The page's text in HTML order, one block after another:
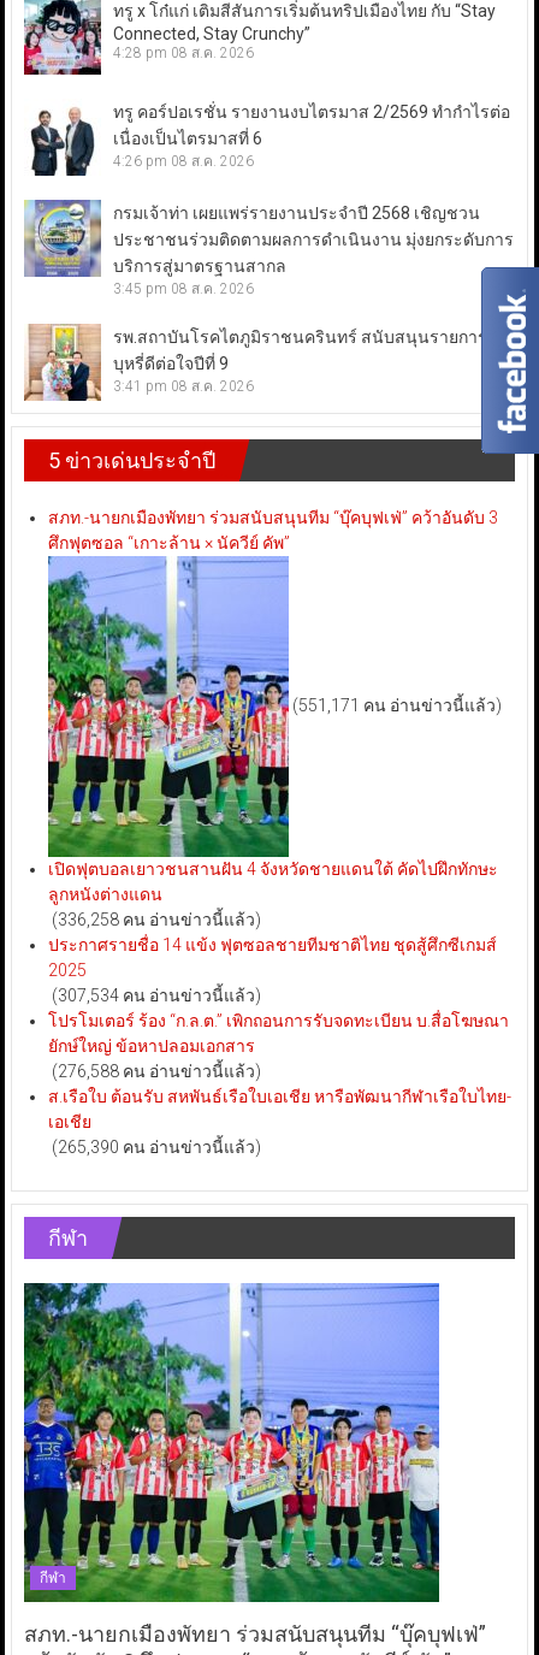
ทรู x โก๋แก่ เติมสีสันการเริ่มต้นทริปเมืองไทย กับ “Stay
Connected, Stay Crunchy”
4:28 pm 08 ส.ค. 2026
ทรู คอร์ปอเรชั่น รายงานงบไตรมาส 2/2569 ทำกำไรต่อ
เนื่องเป็นไตรมาสที่ 6
4:26 pm 08 ส.ค. 2026
กรมเจ้าท่า เผยแพร่รายงานประจำปี 2568 เชิญชวน
ประชาชนร่วมติดตามผลการดำเนินงาน มุ่งยกระดับการ
บริการสู่มาตรฐานสากล
3:45 pm 08 ส.ค. 2026
รพ.สถาบันโรคไตภูมิราชนครินทร์ สนับสนุนรายการเลิก
บุหรี่ดีต่อใจปีที่ 9
3:41 pm 08 ส.ค. 2026
5 ข่าวเด่นประจำปี
สภท.-นายกเมืองพัทยา ร่วมสนับสนุนทีม “บุ๊คบุฟเฟ่” คว้าอันดับ 3
ศึกฟุตซอล “เกาะล้าน × นัควีย์ คัพ”
(551,171 คน อ่านข่าวนี้แล้ว)
เปิดฟุตบอลเยาวชนสานฝัน 4 จังหวัดชายแดนใต้ คัดไปฝึกทักษะ
ลูกหนังต่างแดน
(336,258 คน อ่านข่าวนี้แล้ว)
ประกาศรายชื่อ 14 แข้ง ฟุตซอลชายทีมชาติไทย ชุดสู้ศึกซีเกมส์
2025
(307,534 คน อ่านข่าวนี้แล้ว)
โปรโมเตอร์ ร้อง “ก.ล.ต.” เพิกถอนการรับจดทะเบียน บ.สื่อโฆษณา
ยักษ์ใหญ่ ข้อหาปลอมเอกสาร
(276,588 คน อ่านข่าวนี้แล้ว)
ส.เรือใบ ต้อนรับ สหพันธ์เรือใบเอเชีย หารือพัฒนากีฬาเรือใบไทย-
เอเชีย
(265,390 คน อ่านข่าวนี้แล้ว)
กีฬา
กีฬา
สภท.-นายกเมืองพัทยา ร่วมสนับสนุนทีม “บุ๊คบุฟเฟ่”